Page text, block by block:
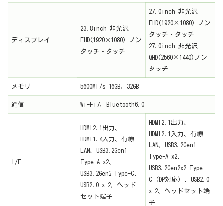
ディスプレイ
23.8inch 非光沢
FHD(1920×1080) ノン
タッチ・タッチ
27.0inch 非光沢
FHD(1920×1080) ノン
タッチ・タッチ
27.0inch 非光沢
QHD(2560×1440)ノン
タッチ
メモリ 5600MT/s 16GB, 32GB
通信 Wi-Fi7, Bluetooth6.0
I/F
HDMI2.1出力、
HDMI1.4入力、有線
LAN、USB3.2Gen1
Type-A x2、
USB3.2Gen2 Type-C、
USB2.0 x 2、ヘッド
セット端子
HDMI2.1出力、
HDMI2.1入力、有線
LAN、USB3.2Gen1
Type-A x2、
USB3.2Gen2x2 Type-
C（DP対応）、USB2.0
x 2、ヘッドセット端
子